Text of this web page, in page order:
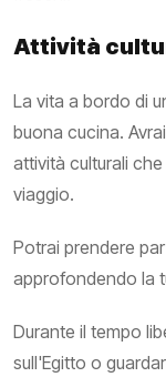
Attività
La vita a bordo di
buona cucina.
attività culturali
viaggio.
Potrai prendere
approfondendo la
Durante il tempo
sull'Egitto o